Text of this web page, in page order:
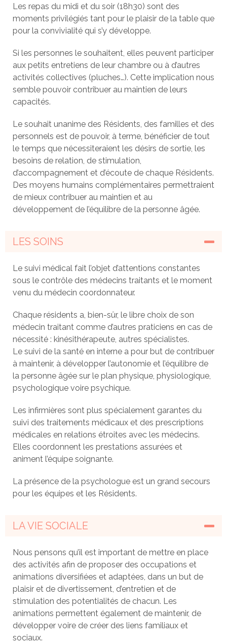
Les repas du midi et du soir (18h30) sont des
moments privilégiés tant pour le plaisir de la table que
pour la convivialité qui s’y développe.
Si les personnes le souhaitent, elles peuvent participer
aux petits entretiens de leur chambre ou à d’autres
activités collectives (pluches…). Cette implication nous
semble pouvoir contribuer au maintien de leurs
capacités.
Le souhait unanime des Résidents, des familles et des
personnels est de pouvoir, à terme, bénéficier de tout
le temps que nécessiteraient les désirs de sortie, les
besoins de relation, de stimulation,
d’accompagnement et d’écoute de chaque Résidents.
Des moyens humains complémentaires permettraient
de mieux contribuer au maintien et au
développement de l’équilibre de la personne âgée.
LES SOINS
Le suivi médical fait l’objet d’attentions constantes
sous le contrôle des médecins traitants et le moment
venu du médecin coordonnateur.
Chaque résidents a, bien-sûr, le libre choix de son
médecin traitant comme d’autres praticiens en cas de
nécessité : kinésithérapeute, autres spécialistes.
Le suivi de la santé en interne a pour but de contribuer
à maintenir, à développer l’autonomie et l’équilibre de
la personne âgée sur le plan physique, physiologique,
psychologique voire psychique.
Les infirmières sont plus spécialement garantes du
suivi des traitements médicaux et des prescriptions
médicales en relations étroites avec les médecins.
Elles coordonnent les prestations assurées et
animent l’équipe soignante.
La présence de la psychologue est un grand secours
pour les équipes et les Résidents.
LA VIE SOCIALE
Nous pensons qu’il est important de mettre en place
des activités afin de proposer des occupations et
animations diversifiées et adaptées, dans un but de
plaisir et de divertissement, d’entretien et de
stimulation des potentialités de chacun. Les
animations permettent également de maintenir, de
développer voire de créer des liens familiaux et
sociaux.